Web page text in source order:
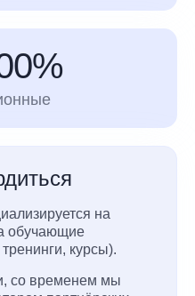
на
обучающие
курсы).
со временем мы